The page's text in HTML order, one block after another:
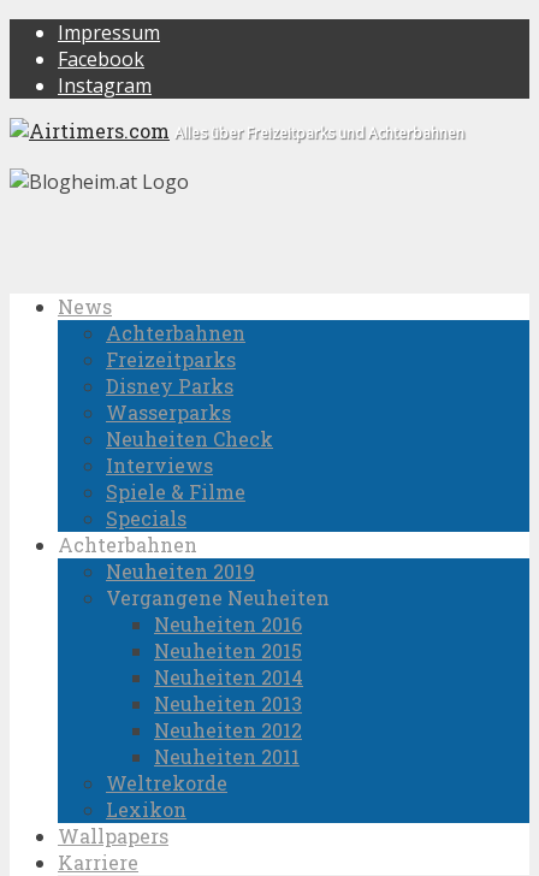
Impressum
Facebook
Instagram
Alles über Freizeitparks und Achterbahnen
News
Achterbahnen
Freizeitparks
Disney Parks
Wasserparks
Neuheiten Check
Interviews
Spiele & Filme
Specials
Achterbahnen
Neuheiten 2019
Vergangene Neuheiten
Neuheiten 2016
Neuheiten 2015
Neuheiten 2014
Neuheiten 2013
Neuheiten 2012
Neuheiten 2011
Weltrekorde
Lexikon
Wallpapers
Karriere